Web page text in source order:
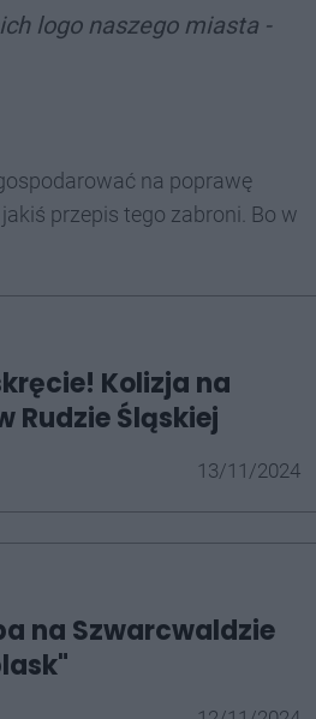
logo naszego miasta -
na poprawę
przepis tego zabroni. Bo w
Kolizja na
Rudzie Śląskiej
13/11/2024
na Szwarcwaldzie